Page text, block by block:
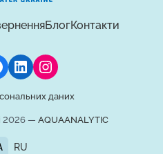
БлогКонтакти
даних
2026 — AQUAANALYTIC
RU